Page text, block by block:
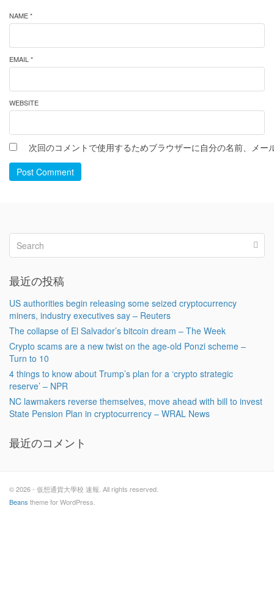
NAME *
EMAIL *
WEBSITE
次回のコメントで使用するためブラウザーに自分の名前、メー
Post Comment
最近の投稿
US authorities begin releasing some seized cryptocurrency
miners, industry executives say – Reuters
The collapse of El Salvador’s bitcoin dream – The Week
Crypto scams are a new twist on the age-old Ponzi scheme –
Turn to 10
4 things to know about Trump’s plan for a ‘crypto strategic
reserve’ – NPR
NC lawmakers reverse themselves, move ahead with bill to invest
State Pension Plan in cryptocurrency – WRAL News
最近のコメント
© 2026 - 仮想通貨大學校 速報. All rights reserved.
Beans theme for WordPress.